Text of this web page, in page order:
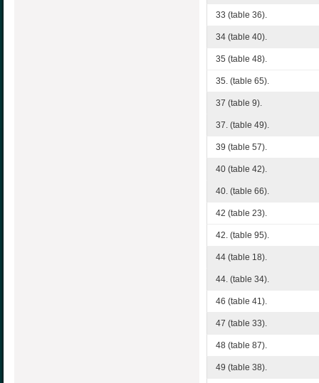
33 (table 36).
34 (table 40).
35 (table 48).
35. (table 65).
37 (table 9).
37. (table 49).
39 (table 57).
40 (table 42).
40. (table 66).
42 (table 23).
42. (table 95).
44 (table 18).
44. (table 34).
46 (table 41).
47 (table 33).
48 (table 87).
49 (table 38).